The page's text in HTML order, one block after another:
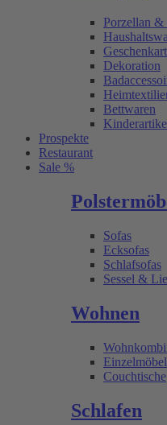
Porzellan &
Dekoration
Bettwaren
Prospekte
Restaurant
Sale %
Sofas
Ecksofas
Schlafsofas
Sessel &
Wohnen
Einzelmöbel
Couchtische
Schlafen